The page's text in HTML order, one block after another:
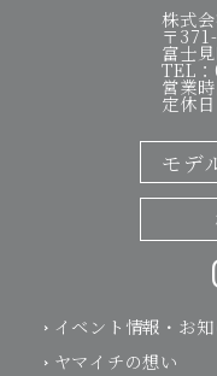
株式
〒
富士
TEL
営業
定休
モデ
イベント情報・お
ヤマイチの想い